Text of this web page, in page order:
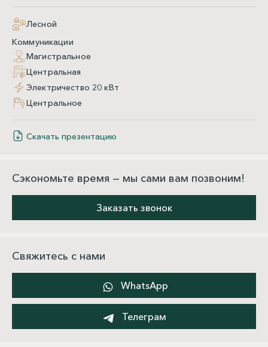
Лесной
Коммуникации
Магистральное
Центральная
Электричество 20 кВт
Центральное
Скачать презентацию
Сэкономьте время — мы сами вам позвоним!
Заказать звонок
Свяжитесь с нами
WhatsApp
Телеграм